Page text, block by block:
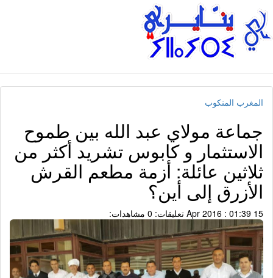
المغرب المنكوب
جماعة مولاي عبد الله بين طموح
الاستثمار و كابوس تشريد أكثر من
ثلاثين عائلة: أزمة مطعم القرش
الأزرق إلى أين؟
15 Apr 2016 : 01:39 تعليقات: 0 مشاهدات: